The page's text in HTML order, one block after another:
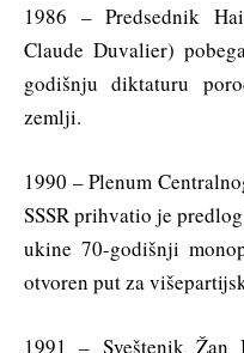
1986 – Predsednik
Claude Duvalier)
godišnju diktaturu
zemlji.
1990 – Plenum
SSSR prihvatio je
ukine 70-godišnji
otvoren put za
1991 – Sveštenik Žan